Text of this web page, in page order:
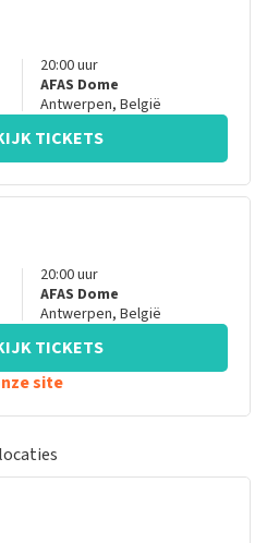
20:00uur
AFAS Dome
Antwerpen, België
TICKETS
20:00uur
AFAS Dome
Antwerpen, België
TICKETS
site